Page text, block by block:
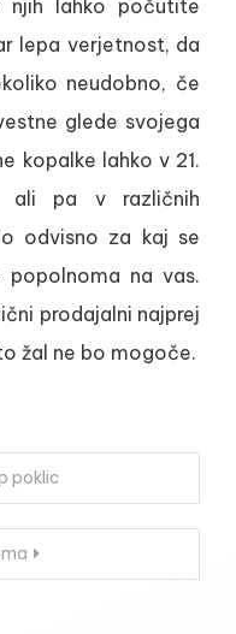
lahko počutite
lepa verjetnost, da
neudobno, če
glede svojega
kopalke lahko v 21.
ali pa v različnih
odvisno za kaj se
na vas.
prodajalni najprej
žal ne bo mogoče.
poklic